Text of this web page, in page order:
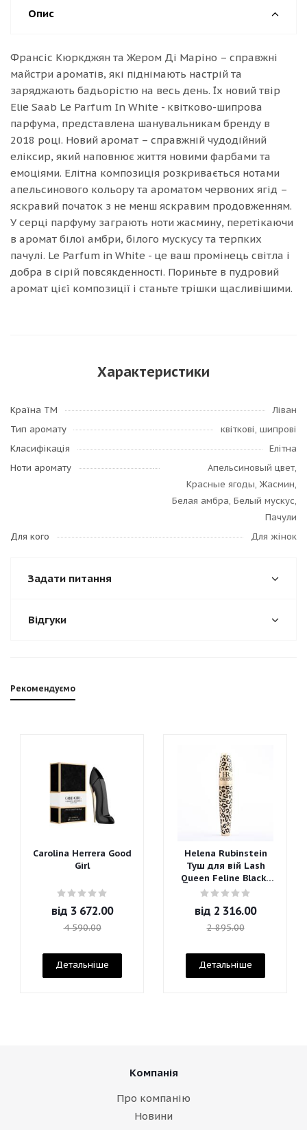
Опис
Франсіс Кюркджян та Жером Ді Маріно – справжні
майстри ароматів, які піднімають настрій та
заряджають бадьорістю на весь день. Їх новий твір
Elie Saab Le Parfum In White - квітково-шипрова
парфума, представлена шанувальникам бренду в
2018 році. Новий аромат – справжній чудодійний
еліксир, який наповнює життя новими фарбами та
емоціями. Елітна композиція розкривається нотами
апельсинового кольору та ароматом червоних ягід –
яскравий початок з не менш яскравим продовженням.
У серці парфуму заграють ноти жасмину, перетікаючи
в аромат білої амбри, білого мускусу та терпких
пачулі. Le Parfum in White - це ваш промінець світла і
добра в сірій повсякденності. Пориньте в пудровий
аромат цієї композиції і станьте трішки щасливішими.
Характеристики
Країна ТМ
Ліван
Тип аромату
квіткові, шипрові
Класифікація
Елітна
Ноти аромату
Апельсиновый цвет,
Красные ягоды, Жасмин,
Белая амбра, Белый мускус,
Пачули
Для кого
Для жінок
Задати питання
Відгуки
Рекомендуємо
Carolina Herrera Good
Girl
від 3 672.00
4 590.00
Детальніше
Helena Rubinstein
Туш для вій Lash
Queen Feline Blacks
Mascara
від 2 316.00
2 895.00
Детальніше
Компанія
Про компанію
Новини